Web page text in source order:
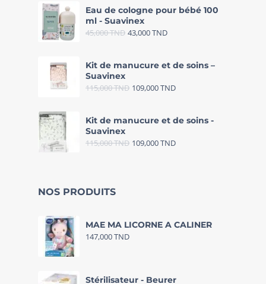
Eau de cologne pour bébé 100
ml - Suavinex
45,000TND 43,000TND
Kit de manucure et de soins –
Suavinex
115,000TND 109,000TND
Kit de manucure et de soins -
Suavinex
115,000TND 109,000TND
NOS PRODUITS
MAE MA LICORNE A CALINER
147,000TND
Stérilisateur - Beurer